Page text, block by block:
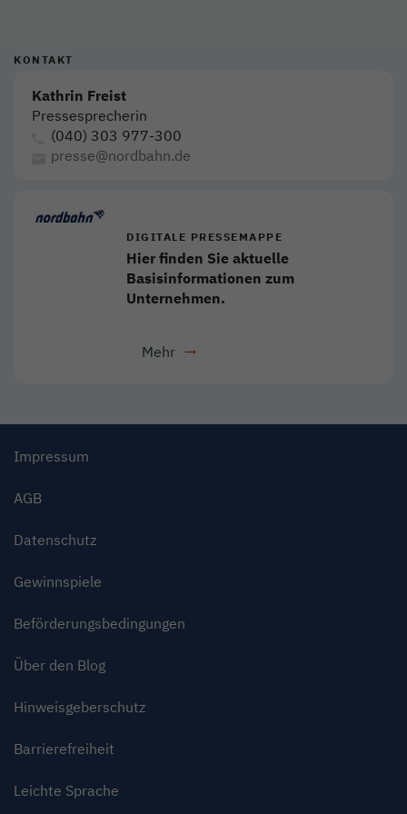
KONTAKT
Kathrin Freist
Pressesprecherin
(040) 303 977-300
presse@nordbahn.de
DIGITALE PRESSEMAPPE
Hier finden Sie aktuelle
Basisinformationen zum
Unternehmen.
Mehr - Download als PDF
Link öffnet in neuem Fenster
Impressum
AGB
Datenschutz
Gewinnspiele
Beförderungsbedingungen
Über den Blog
Hinweisgeberschutz
Barrierefreiheit
Leichte Sprache